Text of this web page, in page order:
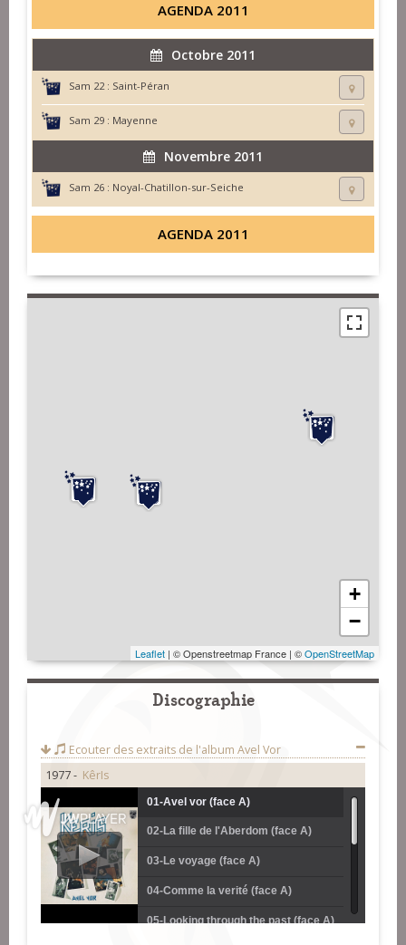
AGENDA 2011
Octobre 2011
Sam 22 : Saint-Péran
Sam 29 : Mayenne
Novembre 2011
Sam 26 : Noyal-Chatillon-sur-Seiche
AGENDA 2011
+
−
Leaflet | © Openstreetmap France | ©OpenStreetMap
Discographie
Ecouter des extraits de l'album Avel Vor
1977 - KêrIs
01-Avel vor (face A)
02-La fille de l'Aberdom (face A)
03-Le voyage (face A)
04-Comme la verité (face A)
05-Looking through the past (face A)